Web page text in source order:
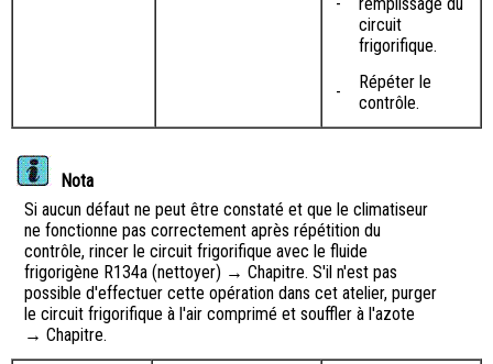
circuit
frigorifique.
-
Répéter le
contrôle.
Nota
Si aucun défaut ne peut être constaté et que le climatiseur
ne fonctionne pas correctement après répétition du
contrôle, rincer le circuit frigorifique avec le fluide
frigorigène R134a (nettoyer) → Chapitre. S'il n'est pas
possible d'effectuer cette opération dans cet atelier, purger
le circuit frigorifique à l'air comprimé et souffler à l'azote
→ Chapitre.